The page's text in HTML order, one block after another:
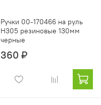
Ручки 00-170466 на руль
H305 резиновые 130мм
черные
360 ₽